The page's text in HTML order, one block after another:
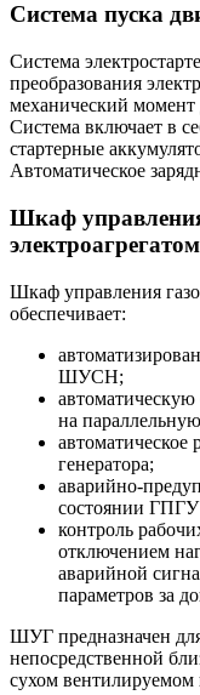
Система пуска
Система
преобразования
механический
Система включает в
стартерные
Автоматическое
Шкаф
электроагрегатом
Шкаф управления
обеспечивает:
ШУСН;
на
автоматическое
генератора;
аварийно-
состоянии
контроль
отключением
аварийной
параметров за
ШУГ предназначен
непосредственной
сухом